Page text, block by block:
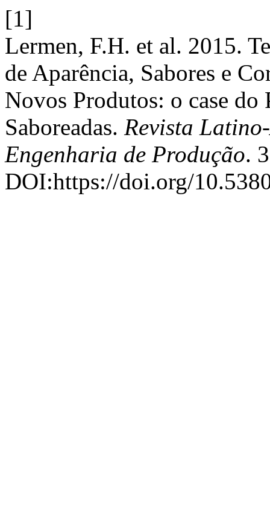
[1]
Lermen, F.H. et al. 2015.
de Aparência, Sabores e
Novos Produtos: o case
Saboreadas. Revista
Engenharia de Produção.
DOI:https://doi.org/